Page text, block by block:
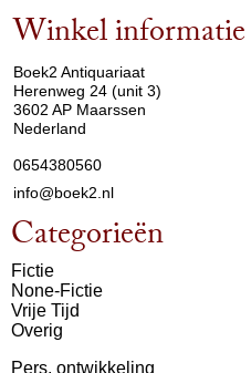
Winkel informatie
Boek2 Antiquariaat
Herenweg 24 (unit 3)
3602 AP Maarssen
Nederland
0654380560
info@boek2.nl
Categorieën
Fictie
None-Fictie
Vrije Tijd
Overig
Pers. ontwikkeling